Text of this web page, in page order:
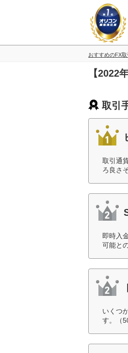
おすすめのFX
【2022
取引
取引通
ろ良さ
即時入
可能と
いくつ
す。（